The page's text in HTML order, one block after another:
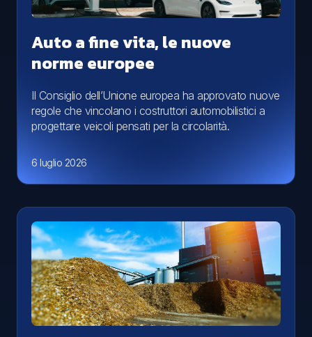
Smaltimento rifiuti
Auto a fine vita, le nuove
norme europee
Il Consiglio dell’Unione europea ha approvato nuove
regole che vincolano i costruttori automobilistici a
progettare veicoli pensati per la circolarità.
6 luglio 2026